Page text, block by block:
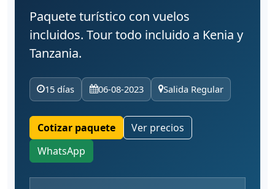
Paquete turístico con vuelos
incluidos. Tour todo incluido a Kenia y
Tanzania.
15 días 06-08-2023 Salida Regular
Cotizar paquete
Ver precios
WhatsApp